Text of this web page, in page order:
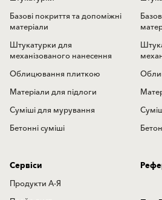
Базові покриття та допоміжні
матеріали
Штукатурки для
механізованого нанесення
Облицювання плиткою
Матеріали для підлоги
Суміші для мурування
Бетонні суміші
Сервіси
Продукти А-Я